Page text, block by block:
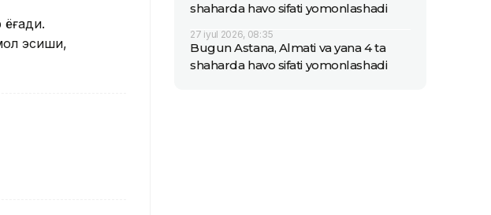
ёғади.
эсиши,
shaharda havo sifati yomonlashadi
27 iyul 2026, 08:35
Bugun Astana, Almati va yana 4 ta
shaharda havo sifati yomonlashadi